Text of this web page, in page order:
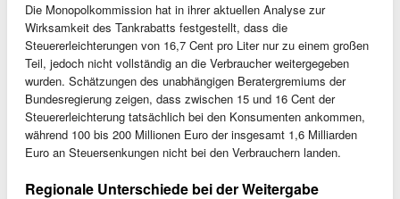
Die Monopolkommission hat in ihrer aktuellen Analyse zur
Wirksamkeit des Tankrabatts festgestellt, dass die
Steuererleichterungen von 16,7 Cent pro Liter nur zu einem großen
Teil, jedoch nicht vollständig an die Verbraucher weitergegeben
wurden. Schätzungen des unabhängigen Beratergremiums der
Bundesregierung zeigen, dass zwischen 15 und 16 Cent der
Steuererleichterung tatsächlich bei den Konsumenten ankommen,
während 100 bis 200 Millionen Euro der insgesamt 1,6 Milliarden
Euro an Steuersenkungen nicht bei den Verbrauchern landen.
Regionale Unterschiede bei der Weitergabe